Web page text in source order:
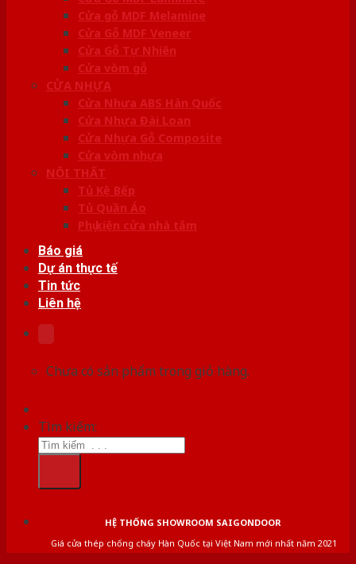
Cửa gỗ MDF Melamine
Cửa Gỗ MDF Veneer
Cửa Gỗ Tự Nhiên
Cửa vòm gỗ
CỬA NHỰA
Cửa Nhựa ABS Hàn Quốc
Cửa Nhựa Đài Loan
Cửa Nhựa Gỗ Composite
Cửa vòm nhựa
NỘI THẤT
Tủ Kệ Bếp
Tủ Quần Áo
Phụ kiện cửa nhà tắm
Báo giá
Dự án thực tế
Tin tức
Liên hệ
Chưa có sản phẩm trong giỏ hàng.
Tìm kiếm:
HỆ THỐNG SHOWROOM SAIGONDOOR
Giá cửa thép chống cháy Hàn Quốc tại Việt Nam mới nhất năm 2021